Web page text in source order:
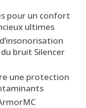
pour un confort
ultimes
bruit Silencer
une protection